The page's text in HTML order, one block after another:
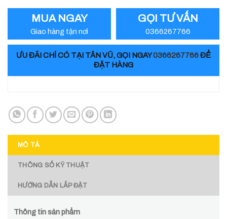
MUA NGAY
Giao hàng tận nơi
GỌI TƯ VẤN
0366267766
ƯU ĐÃI CHỈ CÓ TẠI TÂN VŨ, GỌI NGAY0366267766ĐỂ
ĐẶT HÀNG
MÔ TẢ
THÔNG SỐ KỸ THUẬT
HƯỚNG DẪN LẮP ĐẶT
Thông tin sản phẩm